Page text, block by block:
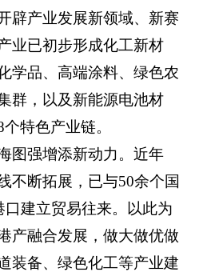
辟产业发展新领域、新赛
业已初步形成化工新材
学品、高端涂料、绿色农
群，以及新能源电池材
特色产业链。
图强增添新动力。近年
不断拓展，已与50余个国
口建立贸易往来。以此为
产融合发展，做大做优做
装备、绿色化工等产业建